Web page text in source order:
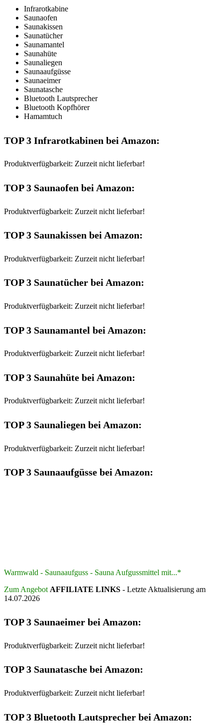
Infrarotkabine
Saunaofen
Saunakissen
Saunatücher
Saunamantel
Saunahüte
Saunaliegen
Saunaaufgüsse
Saunaeimer
Saunatasche
Bluetooth Lautsprecher
Bluetooth Kopfhörer
Hamamtuch
TOP 3 Infrarotkabinen bei Amazon:
Produktverfügbarkeit: Zurzeit nicht lieferbar!
TOP 3 Saunaofen bei Amazon:
Produktverfügbarkeit: Zurzeit nicht lieferbar!
TOP 3 Saunakissen bei Amazon:
Produktverfügbarkeit: Zurzeit nicht lieferbar!
TOP 3 Saunatücher bei Amazon:
Produktverfügbarkeit: Zurzeit nicht lieferbar!
TOP 3 Saunamantel bei Amazon:
Produktverfügbarkeit: Zurzeit nicht lieferbar!
TOP 3 Saunahüte bei Amazon:
Produktverfügbarkeit: Zurzeit nicht lieferbar!
TOP 3 Saunaliegen bei Amazon:
Produktverfügbarkeit: Zurzeit nicht lieferbar!
TOP 3 Saunaaufgüsse bei Amazon:
Warmwald - Saunaaufguss - Sauna Aufgussmittel mit...*
Zum Angebot AFFILIATE LINKS - Letzte Aktualisierung am
14.07.2026
TOP 3 Saunaeimer bei Amazon:
Produktverfügbarkeit: Zurzeit nicht lieferbar!
TOP 3 Saunatasche bei Amazon:
Produktverfügbarkeit: Zurzeit nicht lieferbar!
TOP 3 Bluetooth Lautsprecher bei Amazon: